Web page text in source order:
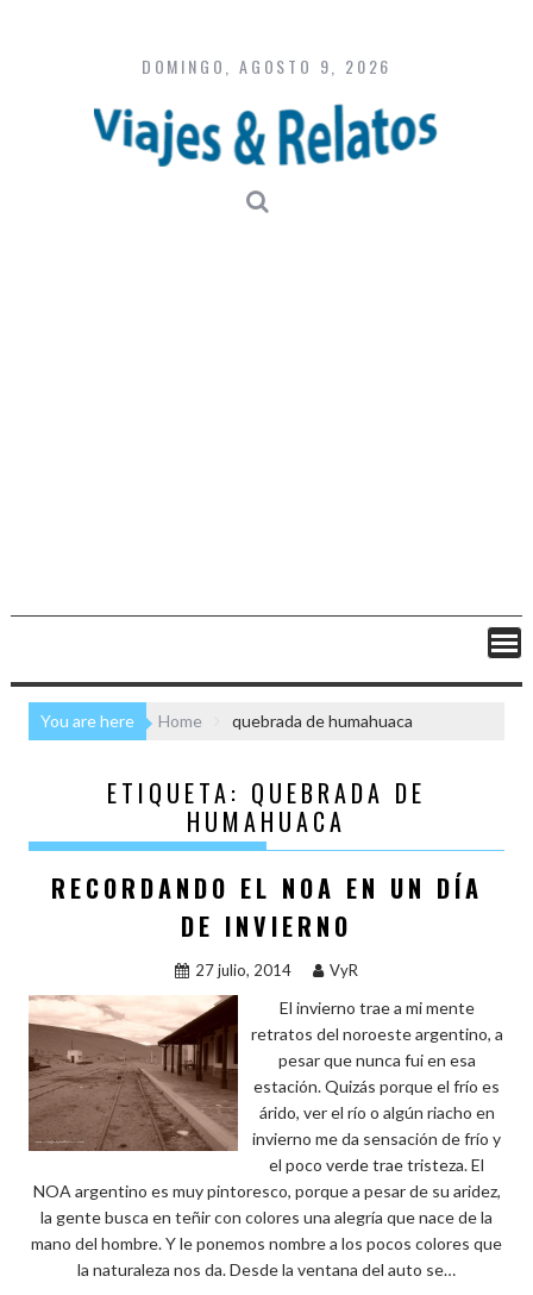
content
DOMINGO, AGOSTO 9, 2026
You are here Home quebrada de humahuaca
ETIQUETA: QUEBRADA DE
HUMAHUACA
RECORDANDO EL NOA EN UN DÍA
DE INVIERNO
27 julio, 2014 VyR
El invierno trae a mi mente
retratos del noroeste argentino, a
pesar que nunca fui en esa
estación. Quizás porque el frío es
árido, ver el río o algún riacho en
invierno me da sensación de frío y
el poco verde trae tristeza. El
NOA argentino es muy pintoresco, porque a pesar de su aridez,
la gente busca en teñir con colores una alegría que nace de la
mano del hombre. Y le ponemos nombre a los pocos colores que
la naturaleza nos da. Desde la ventana del auto se…